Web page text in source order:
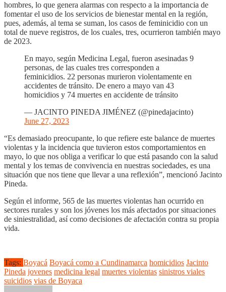
hombres, lo que genera alarmas con respecto a la importancia de
fomentar el uso de los servicios de bienestar mental en la región,
pues, además, al tema se suman, los casos de feminicidio con un
total de nueve registros, de los cuales, tres, ocurrieron también mayo
de 2023.
En mayo, según Medicina Legal, fueron asesinadas 9
personas, de las cuales tres corresponden a
feminicidios. 22 personas murieron violentamente en
accidentes de tránsito. De enero a mayo van 43
homicidios y 74 muertes en accidente de tránsito
— JACINTO PINEDA JIMÉNEZ (@pinedajacinto)
June 27, 2023
“Es demasiado preocupante, lo que refiere este balance de muertes
violentas y la incidencia que tuvieron estos comportamientos en
mayo, lo que nos obliga a verificar lo que está pasando con la salud
mental y los temas de convivencia en nuestras sociedades, es una
situación que nos tiene que llevar a una reflexión”, mencionó Jacinto
Pineda.
Según el informe, 565 de las muertes violentas han ocurrido en
sectores rurales y son los jóvenes los más afectados por situaciones
de siniestralidad, así como decisiones de afectación contra su propia
vida.
Tags: Boyacá Boyacá como a Cundinamarca homicidios Jacinto
Pineda jovenes medicina legal muertes violentas sinistros viales
suicidios vias de Boyaca